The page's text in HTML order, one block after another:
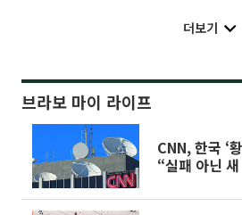
더보기
브라보 마이 라이프
CNN, 한국 ‘
“실패 아닌